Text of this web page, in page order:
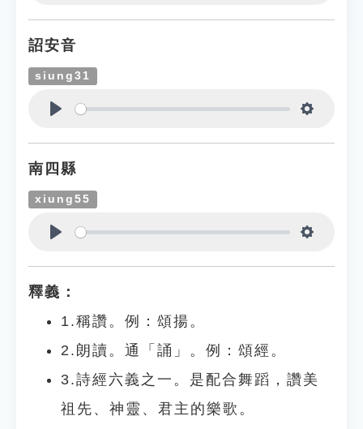
詔安音
siung31
南四縣
xiung55
釋義：
1.稱讚。例：頌揚。
2.朗讀。通「誦」。例：頌經。
3.詩經六義之一。是配合舞蹈，讚美
祖先、神靈、君主的樂歌。